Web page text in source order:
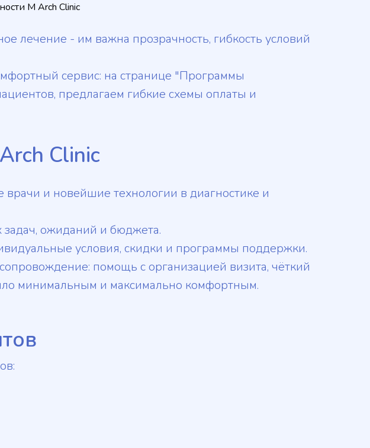
M Arch Clinic
лечение - им важна прозрачность, гибкость условий
сервис: на странице "Программы
предлагаем гибкие схемы оплаты и
Clinic
и новейшие технологии в диагностике и
ожиданий и бюджета.
условия, скидки и программы поддержки.
помощь с организацией визита, чёткий
минимальным и максимально комфортным.